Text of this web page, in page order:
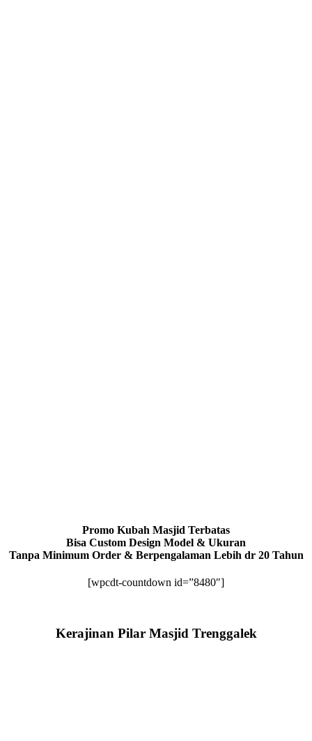
Promo Kubah Masjid Terbatas
Bisa Custom Design Model & Ukuran
Tanpa Minimum Order & Berpengalaman Lebih dr 20 Tahun
[wpcdt-countdown id=”8480″]
Kerajinan Pilar Masjid Trenggalek